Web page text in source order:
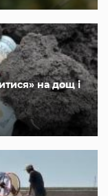
на дощ і